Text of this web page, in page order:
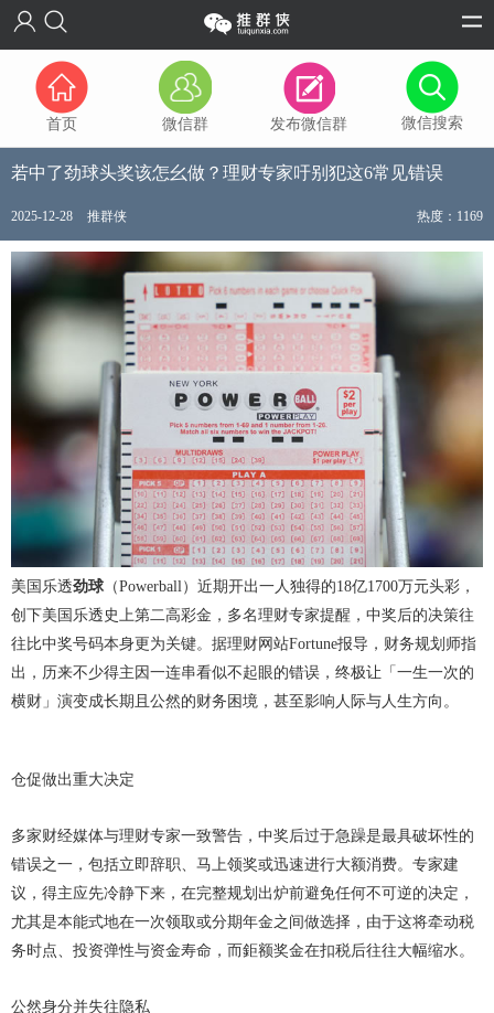
首页 微信群 发布微信群 微信搜索
若中了劲球头奖该怎幺做？理财专家吁别犯这6常见错误
2025-12-28 推群侠 热度：1169
美国乐透劲球 （Powerball）近期开出一人独得的18亿1700万元头彩，
创下美国乐透史上第二高彩金，多名理财专家提醒，中奖后的决策往
往比中奖号码本身更为关键。据理财网站Fortune报导，财务规划师指
出，历来不少得主因一连串看似不起眼的错误，终极让「一生一次的
横财」演变成长期且公然的财务困境，甚至影响人际与人生方向。
仓促做出重大决定
多家财经媒体与理财专家一致警告，中奖后过于急躁是最具破坏性的
错误之一，包括立即辞职、马上领奖或迅速进行大额消费。专家建
议，得主应先冷静下来，在完整规划出炉前避免任何不可逆的决定，
尤其是本能式地在一次领取或分期年金之间做选择，由于这将牵动税
务时点、投资弹性与资金寿命，而鉅额奖金在扣税后往往大幅缩水。
公然身分并失往隐私